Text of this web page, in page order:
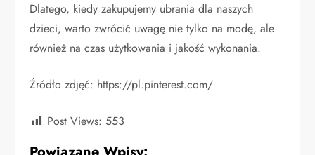
Dlatego, kiedy zakupujemy ubrania dla naszych
dzieci, warto zwrócić uwagę nie tylko na modę, ale
również na czas użytkowania i jakość wykonania.
Źródło zdjęć: https://pl.pinterest.com/
Post Views: 553